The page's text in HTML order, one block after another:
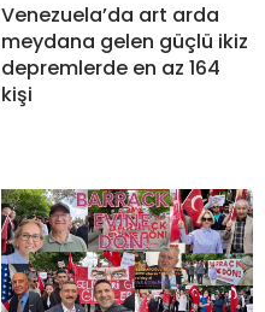
Venezuela’da art arda
meydana gelen güçlü ikiz
depremlerde en az 164
kişi